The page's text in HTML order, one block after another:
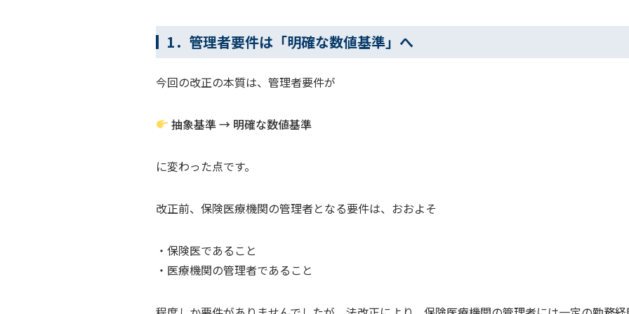
1．管理者要件は「明確な数値基準」へ
今回の改正の本質は、管理者要件が
抽象基準 → 明確な数値基準
に変わった点です。
改正前、保険医療機関の管理者となる要件は、おおよそ
・保険医であること
・医療機関の管理者であること